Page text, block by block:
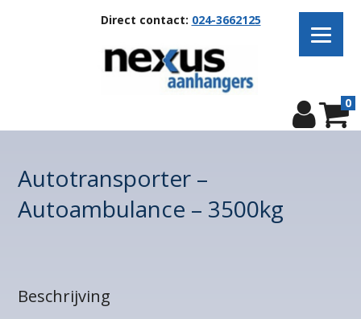
Direct contact: 024-3662125
0
Autotransporter –
Autoambulance – 3500kg
Beschrijving